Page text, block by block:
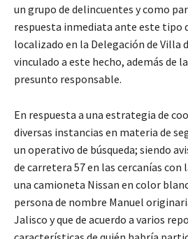
un grupo de delincuentes y como
respuesta inmediata ante este tipo
localizado en la Delegación de Villa
vinculado a este hecho, además de
presunto responsable.
En respuesta a una estrategia de
diversas instancias en materia de
un operativo de búsqueda; siendo
de carretera 57 en las cercanías con
una camioneta Nissan en color
persona de nombre Manuel
Jalisco y que de acuerdo a varios